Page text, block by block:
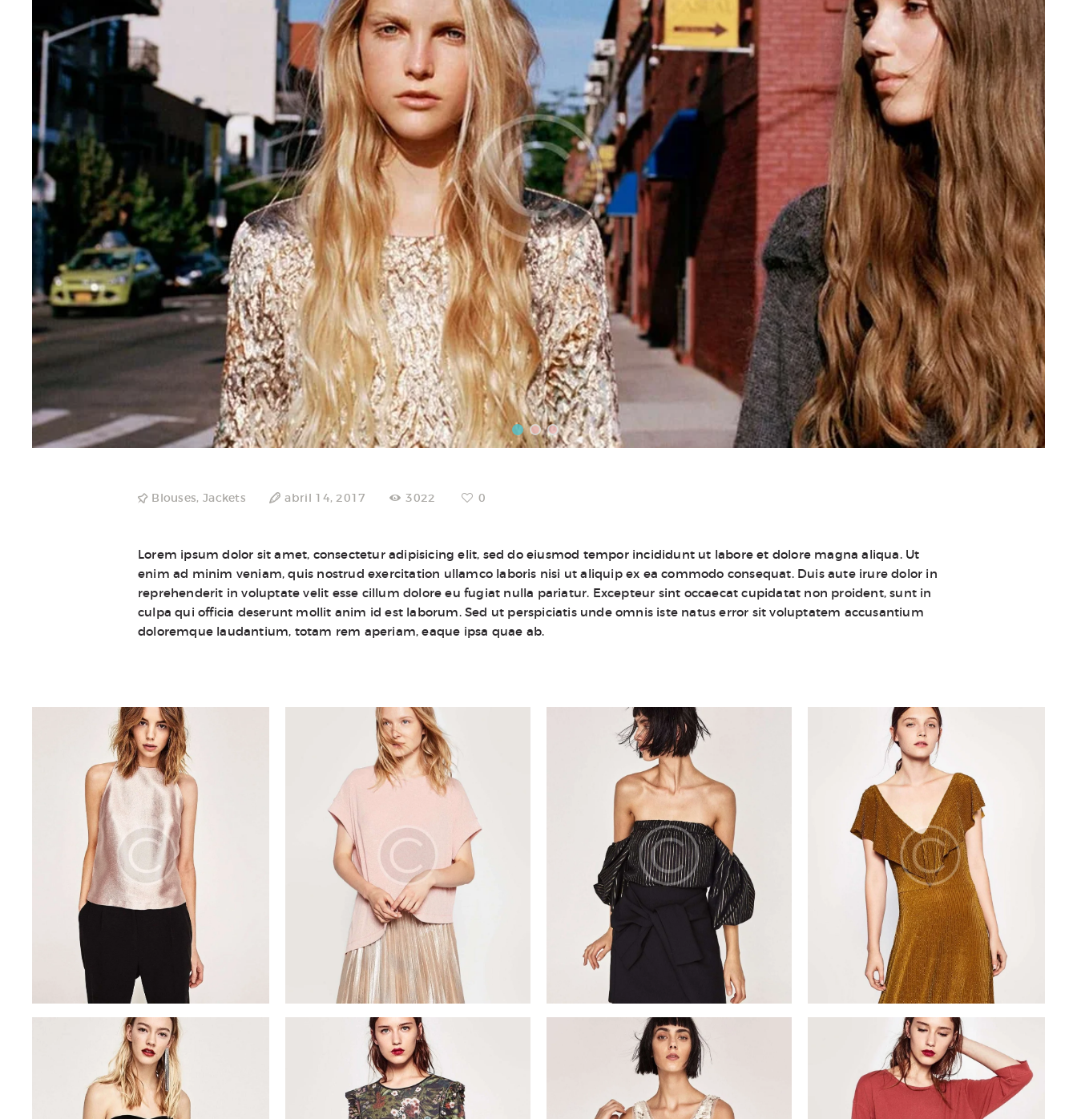
Blouses, Jackets abril 14, 2017 3022 0
Lorem ipsum dolor sit amet, consectetur adipisicing elit, sed do eiusmod tempor incididunt ut labore et dolore magna aliqua. Ut
enim ad minim veniam, quis nostrud exercitation ullamco laboris nisi ut aliquip ex ea commodo consequat. Duis aute irure dolor in
reprehenderit in voluptate velit esse cillum dolore eu fugiat nulla pariatur. Excepteur sint occaecat cupidatat non proident, sunt in
culpa qui officia deserunt mollit anim id est laborum. Sed ut perspiciatis unde omnis iste natus error sit voluptatem accusantium
doloremque laudantium, totam rem aperiam, eaque ipsa quae ab.